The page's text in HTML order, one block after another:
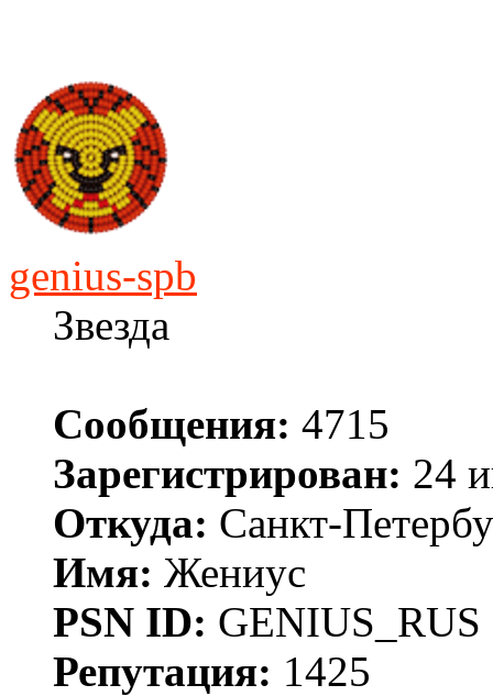
genius-spb
Звезда
Сообщения: 4715
Зарегистрирован: 24
Откуда: Санкт-
Имя: Жениус
PSN ID: GENIUS_RUS
Репутация: 1425